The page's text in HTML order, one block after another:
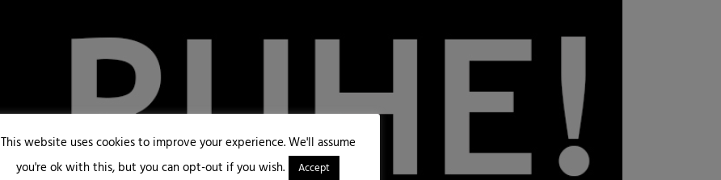
This website uses cookies to improve your experience. We'll assume
you're ok with this, but you can opt-out if you wish.
Accept